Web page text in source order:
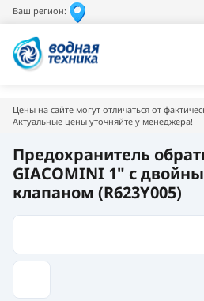
Ваш регион:
Цены на сайте могут отличаться от
Актуальные цены уточняйте у менеджера!
Предохранитель
GIACOMINI 1" с
клапаном (R623Y005)